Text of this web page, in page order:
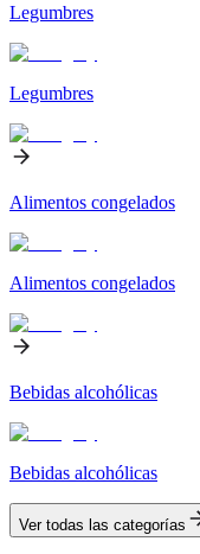
Legumbres
Legumbres
Alimentos congelados
Alimentos congelados
Bebidas alcohólicas
Bebidas alcohólicas
Ver todas las categorías